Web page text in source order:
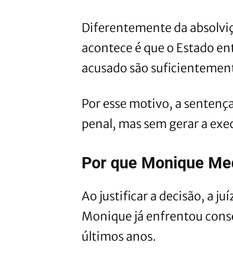
Diferentemente da
acontece é que o Estado
acusado são
Por esse motivo, a
penal, mas sem gerar a
Por que Monique
Ao justificar a decisão, a
Monique já enfrentou
últimos anos.